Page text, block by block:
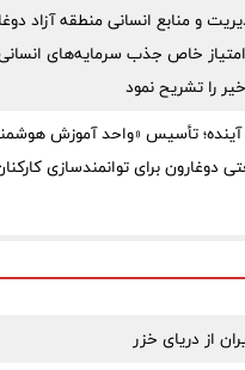
و منابع انسانی منطقه آزاد
خاص جذب سرمایه‌های
را تشریح نمود
تأسیس «واحد آموزش
دوغارون برای توانمندسازی
از دریای خزر